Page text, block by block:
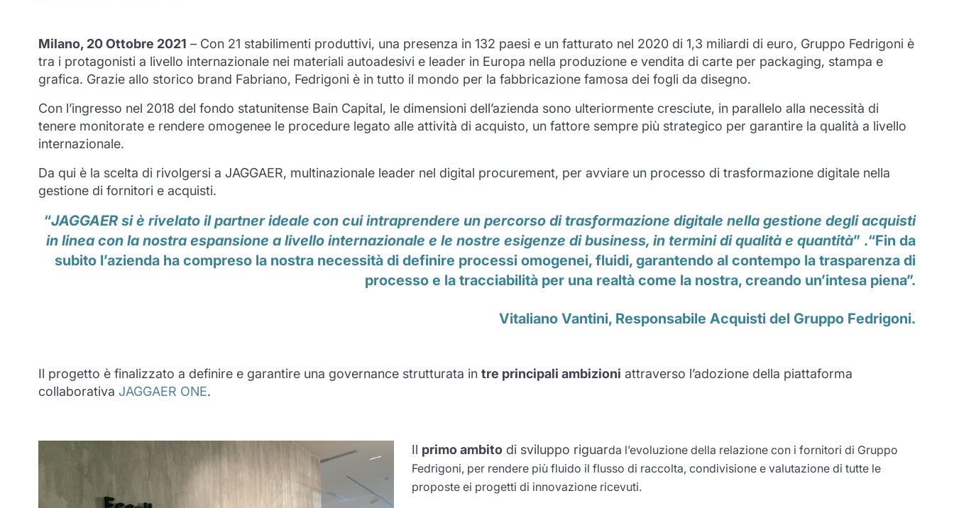
Milano, 20 Ottobre 2021 – Con 21 stabilimenti produttivi, una presenza in 132 paesi e un fatturato nel 2020 di 1,3 miliardi di euro, Gruppo Fedrigoni è
tra i protagonisti a livello internazionale nei materiali autoadesivi e leader in Europa nella produzione e vendita di carte per packaging, stampa e
grafica. Grazie allo storico brand Fabriano, Fedrigoni è in tutto il mondo per la fabbricazione famosa dei fogli da disegno.
Con l’ingresso nel 2018 del fondo statunitense Bain Capital, le dimensioni dell’azienda sono ulteriormente cresciute, in parallelo alla necessità di
tenere monitorate e rendere omogenee le procedure legato alle attività di acquisto, un fattore sempre più strategico per garantire la qualità a livello
internazionale.
Da qui è la scelta di rivolgersi a JAGGAER, multinazionale leader nel digital procurement, per avviare un processo di trasformazione digitale nella
gestione di fornitori e acquisti.
“JAGGAER si è rivelato il partner ideale con cui intraprendere un percorso di trasformazione digitale nella gestione degli acquisti
in linea con la nostra espansione a livello internazionale e le nostre esigenze di business, in termini di qualità e quantità” .“Fin da
subito l’azienda ha compreso la nostra necessità di definire processi omogenei, fluidi, garantendo al contempo la trasparenza di
processo e la tracciabilità per una realtà come la nostra, creando un’intesa piena”.
Vitaliano Vantini, Responsabile Acquisti del Gruppo Fedrigoni.
Il progetto è finalizzato a definire e garantire una governance strutturata in tre principali ambizioni attraverso l’adozione della piattaforma
collaborativa JAGGAER ONE.
Il primo ambitodi sviluppo riguarda l’evoluzione della relazione con i fornitori di Gruppo
Fedrigoni, per rendere più fluido il flusso di raccolta, condivisione e valutazione di tutte le
proposte ei progetti di innovazione ricevuti.